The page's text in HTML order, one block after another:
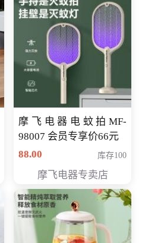
摩飞电器电蚊拍MF-
98007 会员专享价66元
88.00
库存100
摩飞电器专卖店